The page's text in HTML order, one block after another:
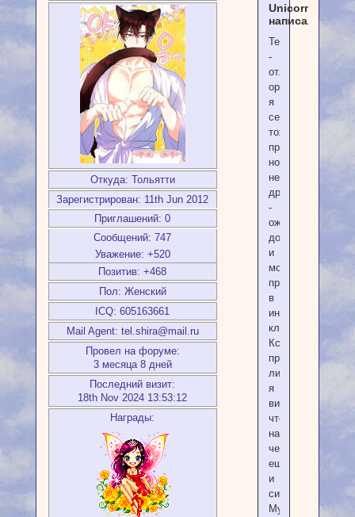
Откуда: Тольятти
Зарегистрирован: 11th Jun 2012
Приглашений: 0
Сообщений: 747
Уважение: +520
Позитив: +468
Пол: Женский
ICQ: 605163661
Mail Agent: tel.shira@mail.ru
Провел на форуме:
3 месяца 8 дней
Последний визит:
18th Nov 2024 13:53:12
Награды:
Unicorn
написал(а):
Тель
-
отличный
оракул,
я
себе
тоже
приобрела,
но
немного
другой
-
ожидаю
доставку
и
могу
присоединиться
в
ином
ключе.
Кстати,
правильно
ли
я
вижу,
что
на
черепе
еще
и
символ
Муладхары?